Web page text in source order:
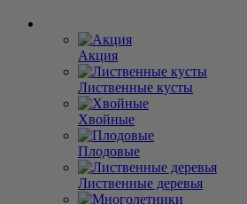
Акция
Лиственные кусты
Хвойные
Плодовые
Лиственные деревья